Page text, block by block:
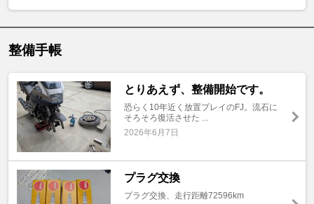
整備手帳
とりあえず、整備開始です。
恐らく10年近く放置プレイのFJ。流石に
そろそろ復活させた ...
2026年6月7日
プラグ交換
プラグ交換、走行距離72596km